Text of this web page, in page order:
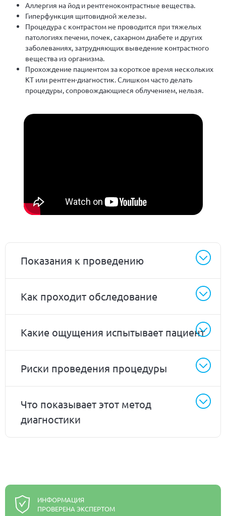
Аллергия на йод и рентгеноконтрастные вещества.
Гиперфункция щитовидной железы.
Процедура с контрастом не проводится при тяжелых
патологиях печени, почек, сахарном диабете и других
заболеваниях, затрудняющих выведение контрастного
вещества из организма.
Прохождение пациентом за короткое время нескольких
КТ или рентген-диагностик. Слишком часто делать
процедуры, сопровождающиеся облучением, нельзя.
Показания к проведению
Как проходит обследование
Какие ощущения испытывает пациент
Риски проведения процедуры
Что показывает этот метод
диагностики
ИНФОРМАЦИЯ
ПРОВЕРЕНА ЭКСПЕРТОМ